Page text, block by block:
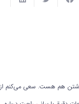
که عاشق نوشتن هم هست. سعی می‌کنم از